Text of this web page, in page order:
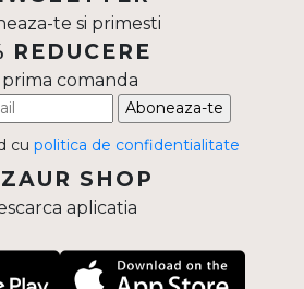
te si primesti
REDUCERE
prima comanda
Aboneaza-te
cu politica de confidentialitate
SHOP
aplicatia